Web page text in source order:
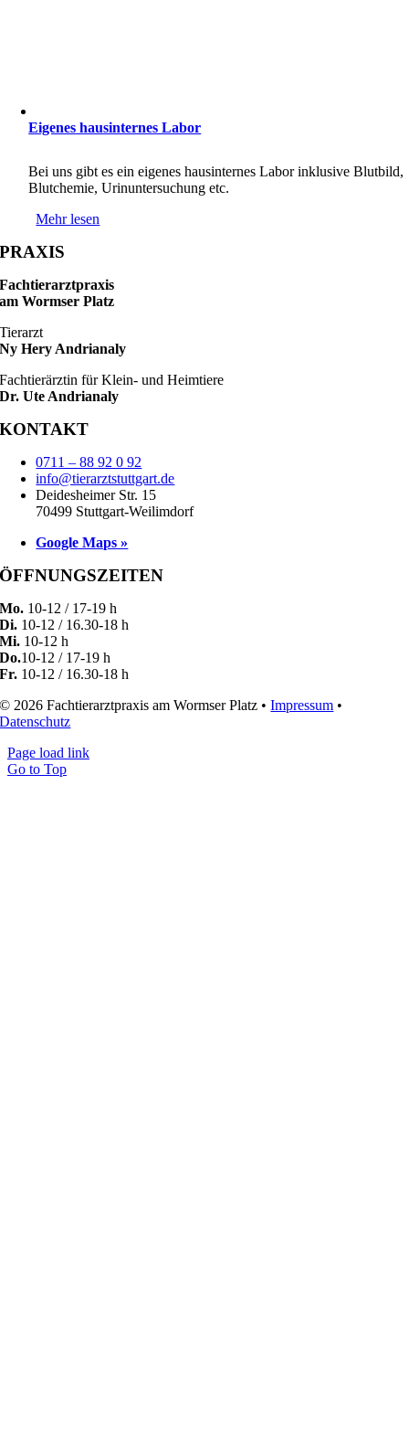
Eigenes hausinternes Labor
Bei uns gibt es ein eigenes hausinternes Labor inklusive Blutbild,
Blutchemie, Urinuntersuchung etc.
Mehr lesen
PRAXIS
Fachtierarztpraxis
am Wormser Platz
Tierarzt
Ny Hery Andrianaly
Fachtierärztin für Klein- und Heimtiere
Dr. Ute Andrianaly
KONTAKT
0711 – 88 92 0 92
info@tierarztstuttgart.de
Deidesheimer Str. 15
70499 Stuttgart-Weilimdorf
Google Maps »
ÖFFNUNGSZEITEN
Mo. 10-12 / 17-19 h
Di. 10-12 / 16.30-18 h
Mi. 10-12 h
Do.10-12 / 17-19 h
Fr. 10-12 / 16.30-18 h
© 2026 Fachtierarztpraxis am Wormser Platz •Impressum •
Datenschutz
Page load link
Go to Top